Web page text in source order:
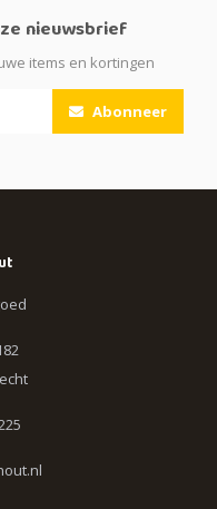
nieuwsbrief
items en kortingen
Abonneer